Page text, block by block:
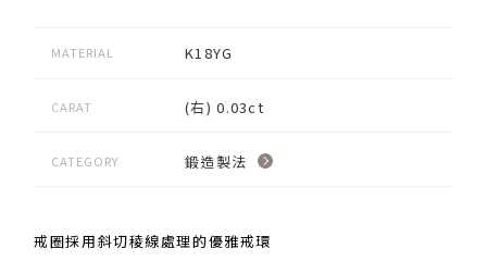
戒圈採用斜切稜線處理的優雅戒環
MATERIAL K18YG
CARAT (右) 0.03ct
CATEGORY 鍛造製法